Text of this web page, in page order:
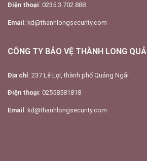
Điện thoại: 0235.3.702.888
Email: kd@thanhlongsecurity.com
CÔNG TY BẢO VỆ THÀNH LONG
Địa chỉ: 237 Lê Lợi, thành phố Quảng Ngãi
Điện thoại: 02558581818
Email : kd@thanhlongsecurity.com